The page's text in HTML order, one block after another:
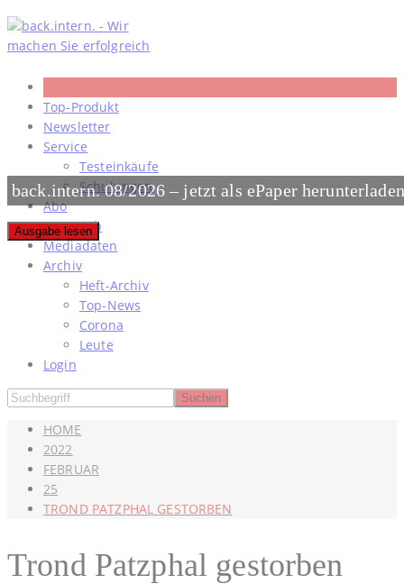
Skip
to
content
Top-Produkt
Newsletter
Service
Testeinkäufe
Schulungen
Abo
#meinjob
Mediadaten
Archiv
Heft-Archiv
Top-News
Corona
Leute
Login
HOME
2022
FEBRUAR
25
TROND PATZPHAL GESTORBEN
Trond Patzphal gestorben
back.intern. 08/2026 – jetzt als ePaper herunterladen
Ausgabe lesen